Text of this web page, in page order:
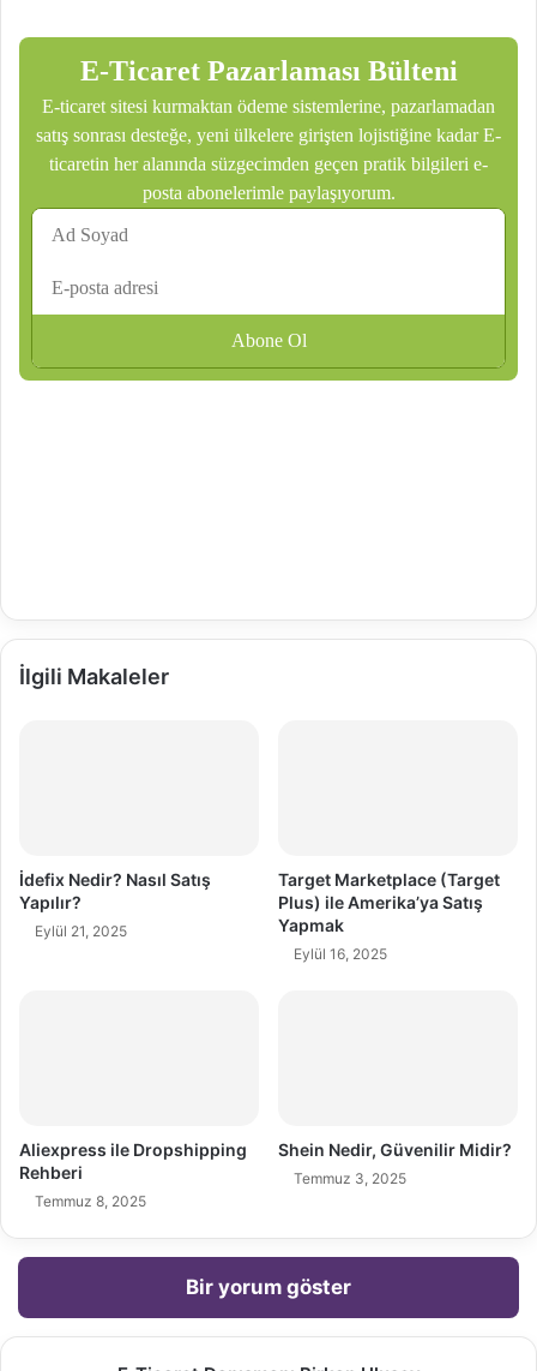
İlgili Makaleler
İdefix Nedir? Nasıl Satış
Yapılır?
Eylül 21, 2025
Target Marketplace (Target
Plus) ile Amerika’ya Satış
Yapmak
Eylül 16, 2025
Aliexpress ile Dropshipping
Rehberi
Temmuz 8, 2025
Shein Nedir, Güvenilir Midir?
Temmuz 3, 2025
Bir yorum göster